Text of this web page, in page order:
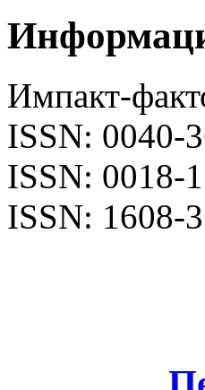
Импакт-
ISSN: 0040-
ISSN: 0018-
ISSN: 1608-